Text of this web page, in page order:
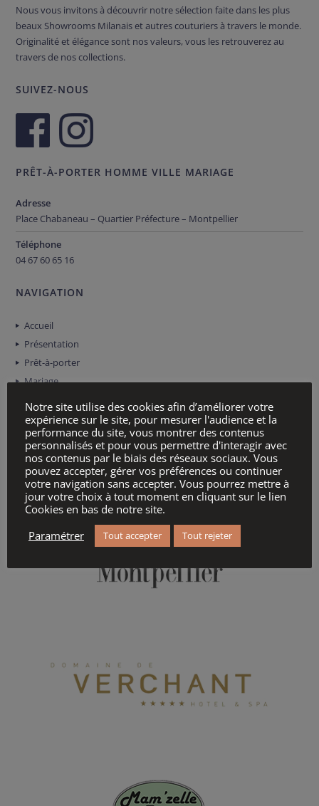
Nous vous invitons à découvrir notre sélection faite dans les plus
beaux Showrooms Milanais et autres couturiers à travers le monde.
Originalité et élégance sont nos valeurs, vous les retrouverez au
travers de nos collections.
SUIVEZ-NOUS
PRÊT-À-PORTER HOMME VILLE MARIAGE
Adresse
Place Chabaneau – Quartier Préfecture – Montpellier
Téléphone
04 67 60 65 16
NAVIGATION
Accueil
Présentation
Prêt-à-porter
Mariage
Chaussures / Accessoires
Contact / Agenda
Mentions légales
PARTENAIRES
Notre site utilise des cookies afin d’améliorer votre
expérience sur le site, pour mesurer l'audience et la
performance du site, vous montrer des contenus
personnalisés et pour vous permettre d'interagir avec
nos contenus par le biais des réseaux sociaux. Vous
pouvez accepter, gérer vos préférences ou continuer
votre navigation sans accepter. Vous pourrez mettre à
jour votre choix à tout moment en cliquant sur le lien
Cookies en bas de notre site.
Paramétrer
Tout accepter Tout rejeter